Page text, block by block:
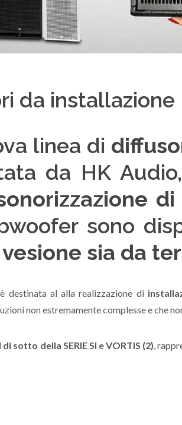
da installazione
linea di
da HK
sono
sia da
è destinata al alla realizzazione di
non estremamente complesse e che
sotto della SERIE SI e VORTIS (2),